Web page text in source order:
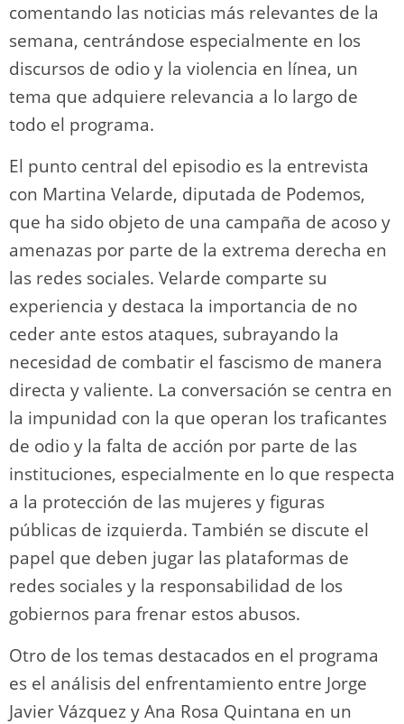
comentando las noticias más relevantes de la
semana, centrándose especialmente en los
discursos de odio y la violencia en línea, un
tema que adquiere relevancia a lo largo de
todo el programa.
El punto central del episodio es la entrevista
con Martina Velarde, diputada de Podemos,
que ha sido objeto de una campaña de acoso y
amenazas por parte de la extrema derecha en
las redes sociales. Velarde comparte su
experiencia y destaca la importancia de no
ceder ante estos ataques, subrayando la
necesidad de combatir el fascismo de manera
directa y valiente. La conversación se centra en
la impunidad con la que operan los traficantes
de odio y la falta de acción por parte de las
instituciones, especialmente en lo que respecta
a la protección de las mujeres y figuras
públicas de izquierda. También se discute el
papel que deben jugar las plataformas de
redes sociales y la responsabilidad de los
gobiernos para frenar estos abusos.
Otro de los temas destacados en el programa
es el análisis del enfrentamiento entre Jorge
Javier Vázquez y Ana Rosa Quintana en un